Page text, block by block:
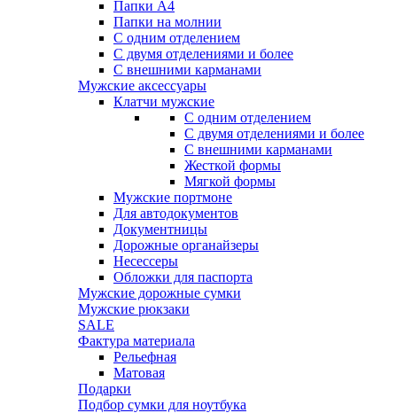
Папки А4
Папки на молнии
С одним отделением
С двумя отделениями и более
С внешними карманами
Мужские аксессуары
Клатчи мужские
С одним отделением
С двумя отделениями и более
С внешними карманами
Жесткой формы
Мягкой формы
Мужские портмоне
Для автодокументов
Документницы
Дорожные органайзеры
Несессеры
Обложки для паспорта
Мужские дорожные сумки
Мужские рюкзаки
SALE
Фактура материала
Рельефная
Матовая
Подарки
Подбор сумки для ноутбука